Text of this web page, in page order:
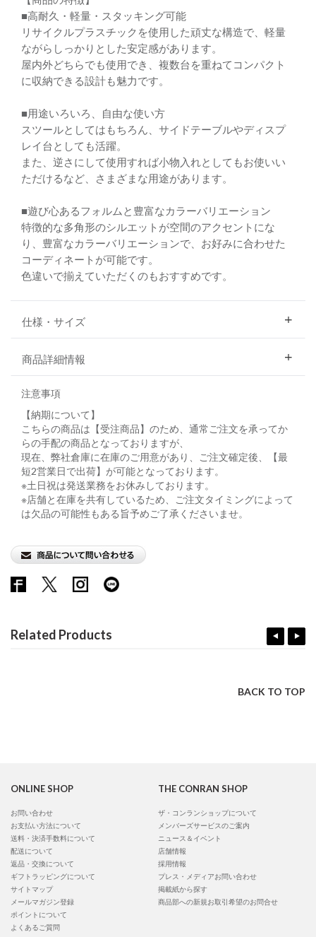
■高耐久・軽量・スタッキング可能
リサイクルプラスチックを使用した頑丈な構造で、軽量
ながらしっかりとした安定感があります。
屋内外どちらでも使用でき、複数台を重ねてコンパクト
に収納できる設計も魅力です。
■用途いろいろ、自由な使い方
スツールとしてはもちろん、サイドテーブルやディスプ
レイ台としても活躍。
また、逆さにして使用すれば小物入れとしてもお使いい
ただけるなど、さまざまな用途があります。
■遊び心あるフォルムと豊富なカラーバリエーション
特徴的な多角形のシルエットが空間のアクセントにな
り、豊富なカラーバリエーションで、お好みに合わせた
コーディネートが可能です。
色違いで揃えていただくのもおすすめです。
仕様・サイズ
商品詳細情報
注意事項
【納期について】
こちらの商品は【受注商品】のため、通常ご注文を承ってか
らの手配の商品となっておりますが、
現在、弊社倉庫に在庫のご用意があり、ご注文確定後、【最
短2営業日で出荷】が可能となっております。
※土日祝は発送業務をお休みしております。
※店舗と在庫を共有しているため、ご注文タイミングによって
は欠品の可能性もある旨予めご了承くださいませ。
Related Products
BACK TO TOP
ONLINE SHOP
お問い合わせ
お支払い方法について
送料・決済手数料について
配送について
返品・交換について
ギフトラッピングについて
サイトマップ
メールマガジン登録
ポイントについて
よくあるご質問
THE CONRAN SHOP
ザ・コンランショップについて
メンバーズサービスのご案内
ニュース＆イベント
店舗情報
採用情報
プレス・メディアお問い合わせ
掲載紙から探す
商品部への新規お取引希望のお問合せ